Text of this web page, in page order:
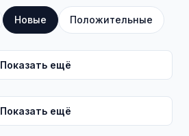
Новые Положительные
Показать ещё
Показать ещё